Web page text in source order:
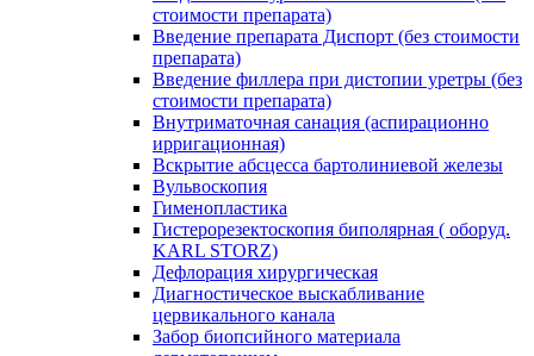
стоимости препарата)
Введение препарата Диспорт (без стоимости
препарата)
Введение филлера при дистопии уретры (без
стоимости препарата)
Внутриматочная санация (аспирационно
ирригационная)
Вскрытие абсцесса бартолиниевой железы
Вульвоскопия
Гименопластика
Гистерорезектоскопия биполярная ( оборуд.
KARL STORZ)
Дефлорация хирургическая
Диагностическое выскабливание
цервикального канала
Забор биопсийного материала